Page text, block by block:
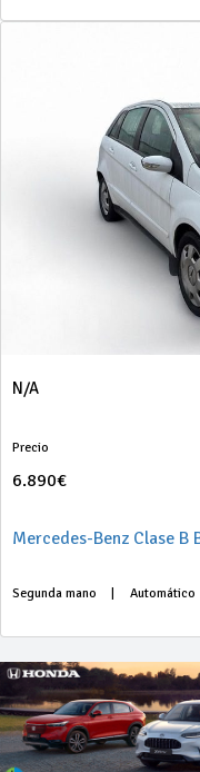
N/A
Precio
6.890€
Mercedes-Benz Clase
Segunda mano Automático